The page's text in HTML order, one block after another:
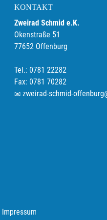
KONTAKT
Zweirad Schmid e.K.
Okenstraße 51
77652 Offenburg
Tel.: 0781 22282
Fax: 0781 70282
zweirad-schmid-
Impressum